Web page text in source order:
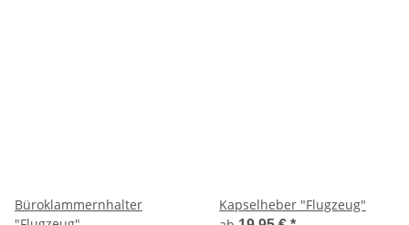
Büroklammernhalter
Kapselheber "Flugzeug"